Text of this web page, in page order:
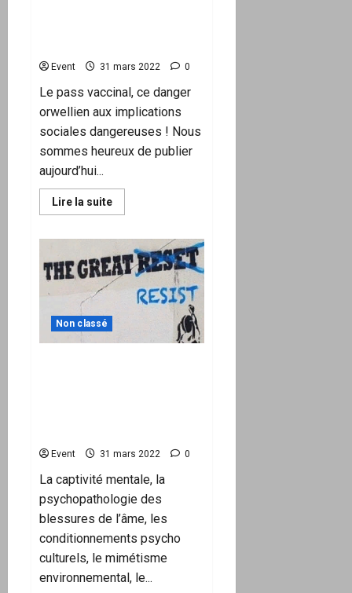
Event 31 mars 2022 0
Le pass vaccinal, ce danger
orwellien aux implications
sociales dangereuses ! Nous
sommes heureux de publier
aujourd’hui...
Lire la suiteEn
savoir
pass
sanitaire,
cette
invention
orwellienne
Yassine
Adrou
Non classé
Event 31 mars 2022 0
La captivité mentale, la
psychopathologie des
blessures de l’âme, les
conditionnements psycho
culturels, le mimétisme
environnemental, le...